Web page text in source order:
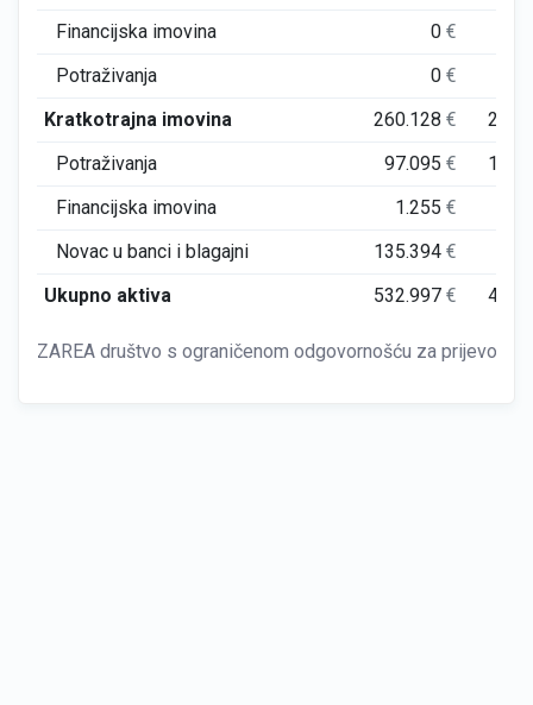
Financijska imovina
0€
Potraživanja
0€
Kratkotrajna imovina
260.128€
Potraživanja
97.095€
Financijska imovina
1.255€
Novac u banci i blagajni
135.394€
Ukupno aktiva
532.997€
ZAREA društvo s ograničenom odgovornošću za prijevoz i